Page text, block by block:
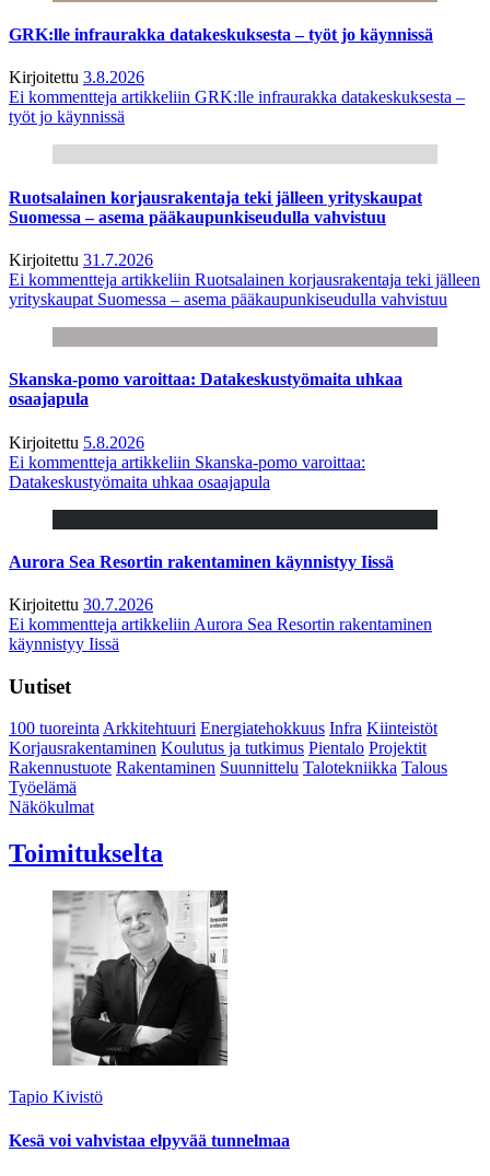
GRK:lle infraurakka datakeskuksesta – työt jo käynnissä
Kirjoitettu 3.8.2026
Ei kommentteja artikkeliin GRK:lle infraurakka datakeskuksesta –
työt jo käynnissä
Ruotsalainen korjausrakentaja teki jälleen yrityskaupat
Suomessa – asema pääkaupunkiseudulla vahvistuu
Kirjoitettu 31.7.2026
Ei kommentteja artikkeliin Ruotsalainen korjausrakentaja teki jälleen
yrityskaupat Suomessa – asema pääkaupunkiseudulla vahvistuu
Skanska-pomo varoittaa: Datakeskustyömaita uhkaa
osaajapula
Kirjoitettu 5.8.2026
Ei kommentteja artikkeliin Skanska-pomo varoittaa:
Datakeskustyömaita uhkaa osaajapula
Aurora Sea Resortin rakentaminen käynnistyy Iissä
Kirjoitettu 30.7.2026
Ei kommentteja artikkeliin Aurora Sea Resortin rakentaminen
käynnistyy Iissä
Uutiset
100 tuoreintaArkkitehtuuri Energiatehokkuus Infra Kiinteistöt
Korjausrakentaminen Koulutus ja tutkimus Pientalo Projektit
Rakennustuote Rakentaminen Suunnittelu Talotekniikka Talous
Työelämä
Näkökulmat
Toimitukselta
Tapio Kivistö
Kesä voi vahvistaa elpyvää tunnelmaa